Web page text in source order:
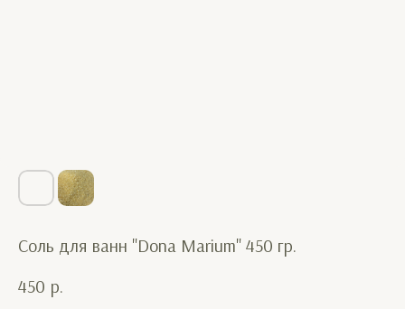
Соль для ванн "Dona Marium" 450 гр.
450 р.